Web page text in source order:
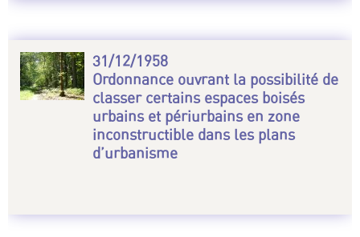
31/12/1958
Ordonnance ouvrant la possibilité de
classer certains espaces boisés
urbains et périurbains en zone
inconstructible dans les plans
d’urbanisme